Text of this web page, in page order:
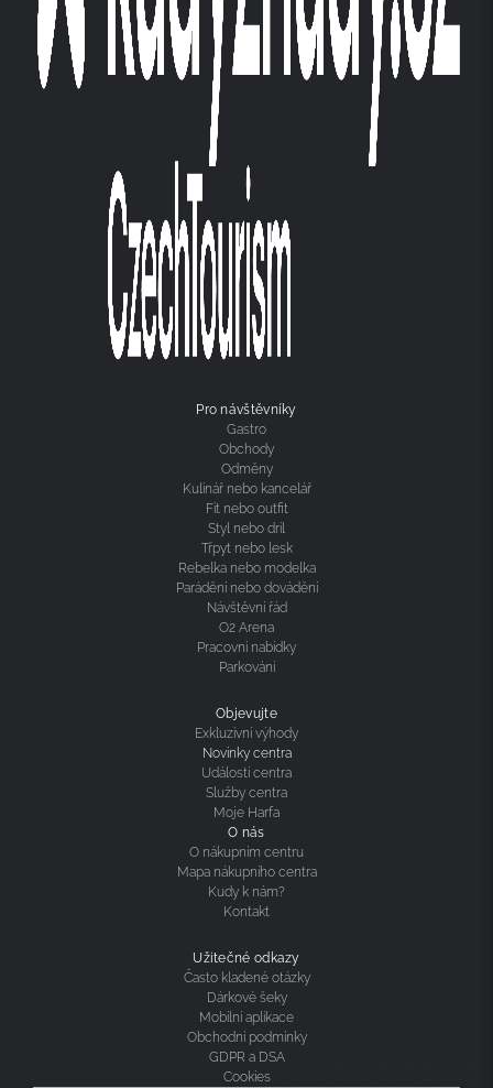
Pro návštěvníky
Gastro
Obchody
Odměny
Kulinář nebo kancelář
Fit nebo outfit
Styl nebo dril
Třpyt nebo lesk
Rebelka nebo modelka
Parádění nebo dovádění
Návštěvní řád
O2 Arena
Pracovní nabídky
Parkování
Objevujte
Exkluzivní výhody
Novinky centra
Události centra
Služby centra
Moje Harfa
O nás
O nákupním centru
Mapa nákupního centra
Kudy k nám?
Kontakt
Užitečné odkazy
Často kladené otázky
Dárkové šeky
Mobilní aplikace
Obchodní podmínky
GDPR a DSA
Cookies